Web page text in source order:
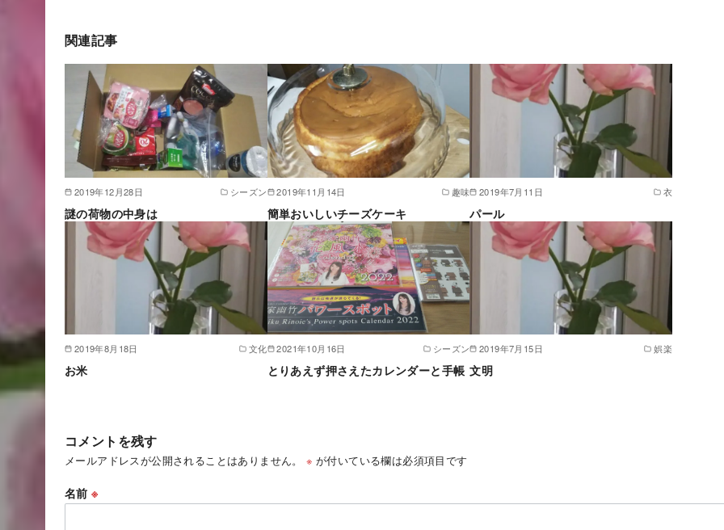
関連記事
2019年12月28日 シーズン
謎の荷物の中身は
2019年11月14日 趣味
簡単おいしいチーズケーキ
2019年7月11日 衣
パール
2019年8月18日 文化
お米
2021年10月16日 シーズン
とりあえず押さえたカレンダーと手帳
2019年7月15日 娯楽
文明
コメントを残す
メールアドレスが公開されることはありません。 ※ が付いている欄は必須項目です
名前※